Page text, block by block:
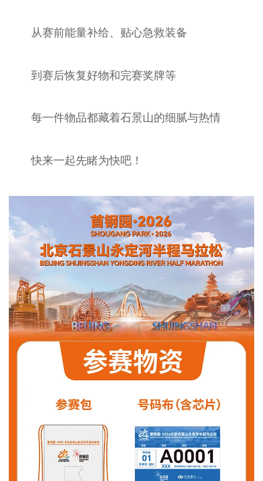
从赛前能量补给、贴心急救装备
到赛后恢复好物和完赛奖牌等
每一件物品都藏着石景山的细腻与热情
快来一起先睹为快吧！